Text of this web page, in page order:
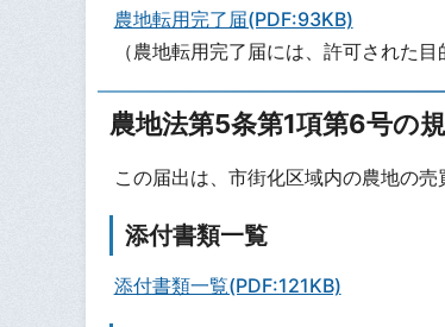
農地転用完了届(PDF:93KB)
（農地転用完了届には、許可された
農地法第5条第1項第6号の
この届出は、市街化区域内の農地の
添付書類一覧
添付書類一覧(PDF:121KB)